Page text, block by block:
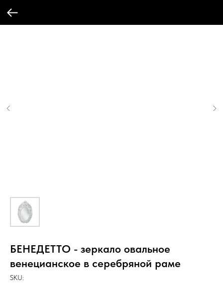
БЕНЕДЕТТО - зеркало овальное
венецианское в серебряной раме
SKU: